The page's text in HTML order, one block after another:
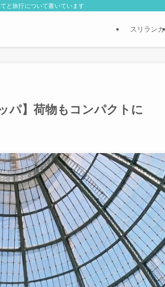
と旅行について書いています
スリランカ
パ】荷物もコンパクトに